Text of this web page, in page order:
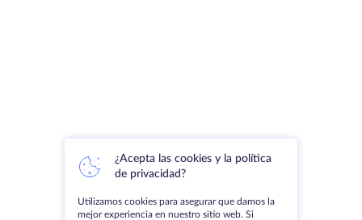
¿Acepta las cookies y la política
de privacidad?
Utilizamos cookies para asegurar que damos la
mejor experiencia en nuestro sitio web. Si